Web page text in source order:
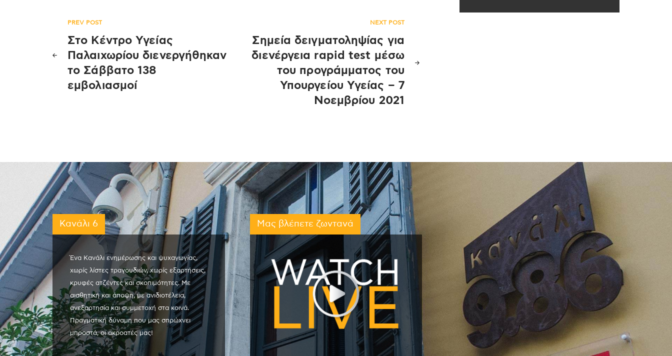
Πλοήγηση
άρθρων
PREV POST
Στο Κέντρο Υγείας
Παλαιχωρίου διενεργήθηκαν
το Σάββατο 138
εμβολιασμοί
NEXT POST
Σημεία δειγματοληψίας για
διενέργεια rapid test μέσω
του προγράμματος του
Υπουργείου Υγείας – 7
Νοεμβρίου 2021
Κανάλι 6
Ένα Κανάλι ενημέρωσης και ψυχαγωγίας,
χωρίς λίστες τραγουδιών, χωρίς εξαρτήσεις,
κρυφές ατζέντες και σκοπιμότητες. Με
αισθητική και άποψη, με ανιδιοτέλεια,
ανεξαρτησία και συμμετοχή στα κοινά.
Πραγματική δύναμη που μας σπρώχνει
μπροστά, οι ακροατές μας!
Μας βλέπετε ζωντανά